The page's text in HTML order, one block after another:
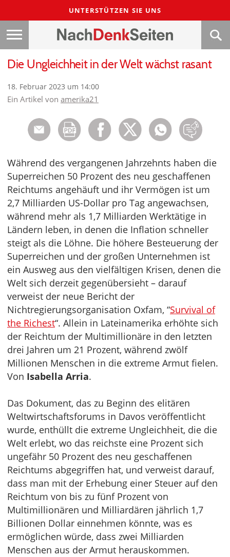
UNTERSTÜTZEN SIE UNS
Die Ungleichheit in der Welt wächst rasant
18. Februar 2023 um 14:00
Ein Artikel von amerika21
Während des vergangenen Jahrzehnts haben die
Superreichen 50 Prozent des neu geschaffenen
Reichtums angehäuft und ihr Vermögen ist um
2,7 Milliarden US-Dollar pro Tag angewachsen,
während mehr als 1,7 Milliarden Werktätige in
Ländern leben, in denen die Inflation schneller
steigt als die Löhne. Die höhere Besteuerung der
Superreichen und der großen Unternehmen ist
ein Ausweg aus den vielfältigen Krisen, denen die
Welt sich derzeit gegenübersieht – darauf
verweist der neue Bericht der
Nichtregierungsorganisation Oxfam, “Survival of
the Richest“. Allein in Lateinamerika erhöhte sich
der Reichtum der Multimillionäre in den letzten
drei Jahren um 21 Prozent, während zwölf
Millionen Menschen in die extreme Armut fielen.
Von Isabella Arria.
Das Dokument, das zu Beginn des elitären
Weltwirtschaftsforums in Davos veröffentlicht
wurde, enthüllt die extreme Ungleichheit, die die
Welt erlebt, wo das reichste eine Prozent sich
ungefähr 50 Prozent des neu geschaffenen
Reichtums abgegriffen hat, und verweist darauf,
dass man mit der Erhebung einer Steuer auf den
Reichtum von bis zu fünf Prozent von
Multimillionären und Milliardären jährlich 1,7
Billionen Dollar einnehmen könnte, was es
ermöglichen würde, dass zwei Milliarden
Menschen aus der Armut herauskommen.